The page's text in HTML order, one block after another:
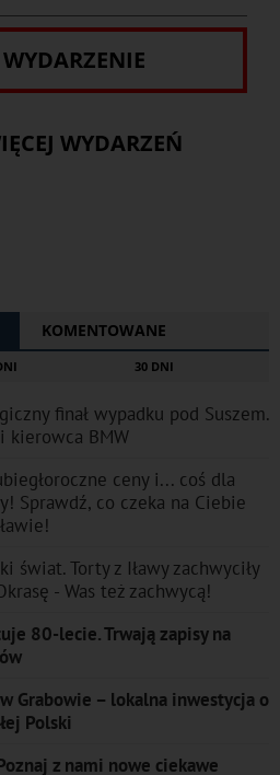
WYDARZEŃ
KOMENTOWANE
30 DNI
finał wypadku pod Suszem.
kierowca BMW
ceny i... coś dla
Sprawdź, co czeka na Ciebie
świat. Torty z Iławy zachwyciły
- Was też zachwycą!
80-lecie. Trwają zapisy na
Grabowie – lokalna inwestycja o
Polski
z nami nowe ciekawe